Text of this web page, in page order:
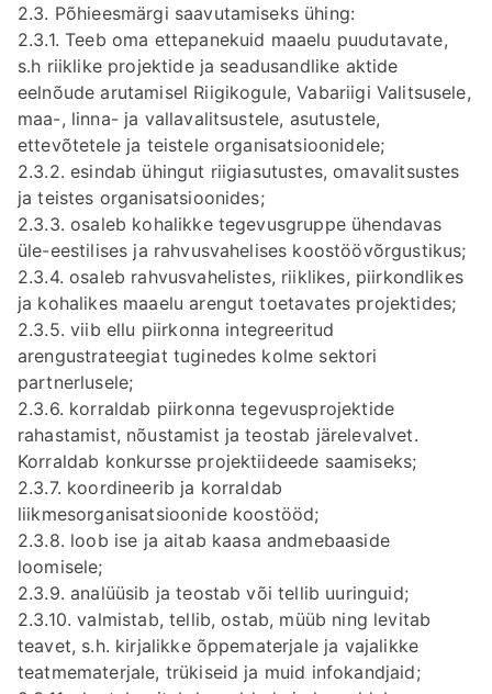
2.3. Põhieesmärgi saavutamiseks ühing:
2.3.1. Teeb oma ettepanekuid maaelu puudutavate,
s.h riiklike projektide ja seadusandlike aktide
eelnõude arutamisel Riigikogule, Vabariigi Valitsusele,
maa-, linna- ja vallavalitsustele, asutustele,
ettevõtetele ja teistele organisatsioonidele;
2.3.2. esindab ühingut riigiasutustes, omavalitsustes
ja teistes organisatsioonides;
2.3.3. osaleb kohalikke tegevusgruppe ühendavas
üle-eestilises ja rahvusvahelises koostöövõrgustikus;
2.3.4. osaleb rahvusvahelistes, riiklikes, piirkondlikes
ja kohalikes maaelu arengut toetavates projektides;
2.3.5. viib ellu piirkonna integreeritud
arengustrateegiat tuginedes kolme sektori
partnerlusele;
2.3.6. korraldab piirkonna tegevusprojektide
rahastamist, nõustamist ja teostab järelevalvet.
Korraldab konkursse projektiideede saamiseks;
2.3.7. koordineerib ja korraldab
liikmesorganisatsioonide koostööd;
2.3.8. loob ise ja aitab kaasa andmebaaside
loomisele;
2.3.9. analüüsib ja teostab või tellib uuringuid;
2.3.10. valmistab, tellib, ostab, müüb ning levitab
teavet, s.h. kirjalikke õppematerjale ja vajalikke
teatmematerjale, trükiseid ja muid infokandjaid;